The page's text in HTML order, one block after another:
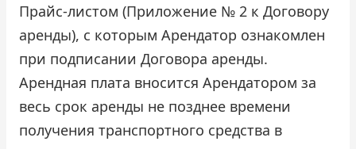
Прайс-листом (Приложение № 2 к Договору
аренды), с которым Арендатор ознакомлен
при подписании Договора аренды.
Арендная плата вносится Арендатором за
весь срок аренды не позднее времени
получения транспортного средства в